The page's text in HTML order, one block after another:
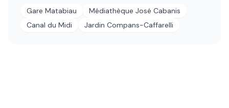
Gare Matabiau
Médiathèque José Cabanis
Canal du Midi
Jardin Compans-Caffarelli